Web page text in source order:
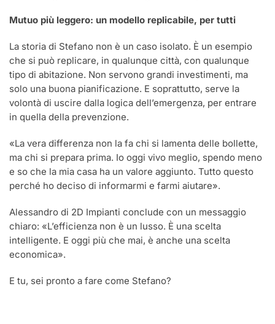
Mutuo più leggero: un modello replicabile, per tutti
La storia di Stefano non è un caso isolato. È un esempio
che si può replicare, in qualunque città, con qualunque
tipo di abitazione. Non servono grandi investimenti, ma
solo una buona pianificazione. E soprattutto, serve la
volontà di uscire dalla logica dell’emergenza, per entrare
in quella della prevenzione.
«La vera differenza non la fa chi si lamenta delle bollette,
ma chi si prepara prima. Io oggi vivo meglio, spendo meno
e so che la mia casa ha un valore aggiunto. Tutto questo
perché ho deciso di informarmi e farmi aiutare».
Alessandro di 2D Impianti conclude con un messaggio
chiaro: «L’efficienza non è un lusso. È una scelta
intelligente. E oggi più che mai, è anche una scelta
economica».
E tu, sei pronto a fare come Stefano?